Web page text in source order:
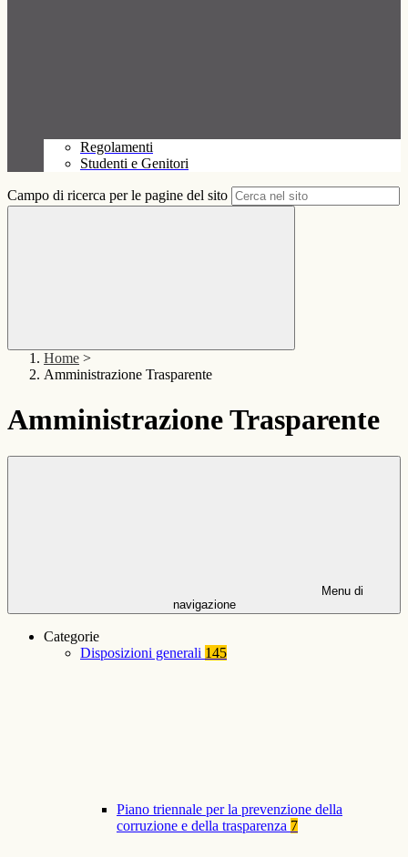
Regolamenti
Studenti e Genitori
Campo di ricerca per le pagine del sito
Home >
Amministrazione Trasparente
Amministrazione Trasparente
Menu di
navigazione
Categorie
Disposizioni generali 145
Piano triennale per la prevenzione della
corruzione e della trasparenza 7